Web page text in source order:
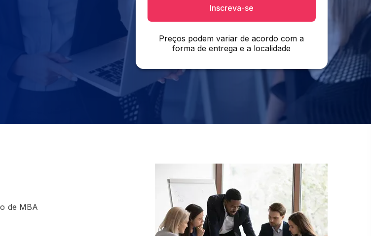
Inscreva-se
Preços podem variar de acordo com a
forma de entrega e a localidade
de MBA